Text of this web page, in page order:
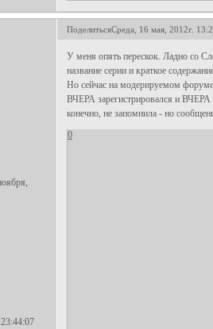
ПоделитьсяСреда, 16 мая, 2012г.
У меня опять перескок. Ладно со
название серии и краткое
Но сейчас на модерируемом
ВЧЕРА зарегистрировался и ВЧЕРА
конечно, не запомнила - но
0